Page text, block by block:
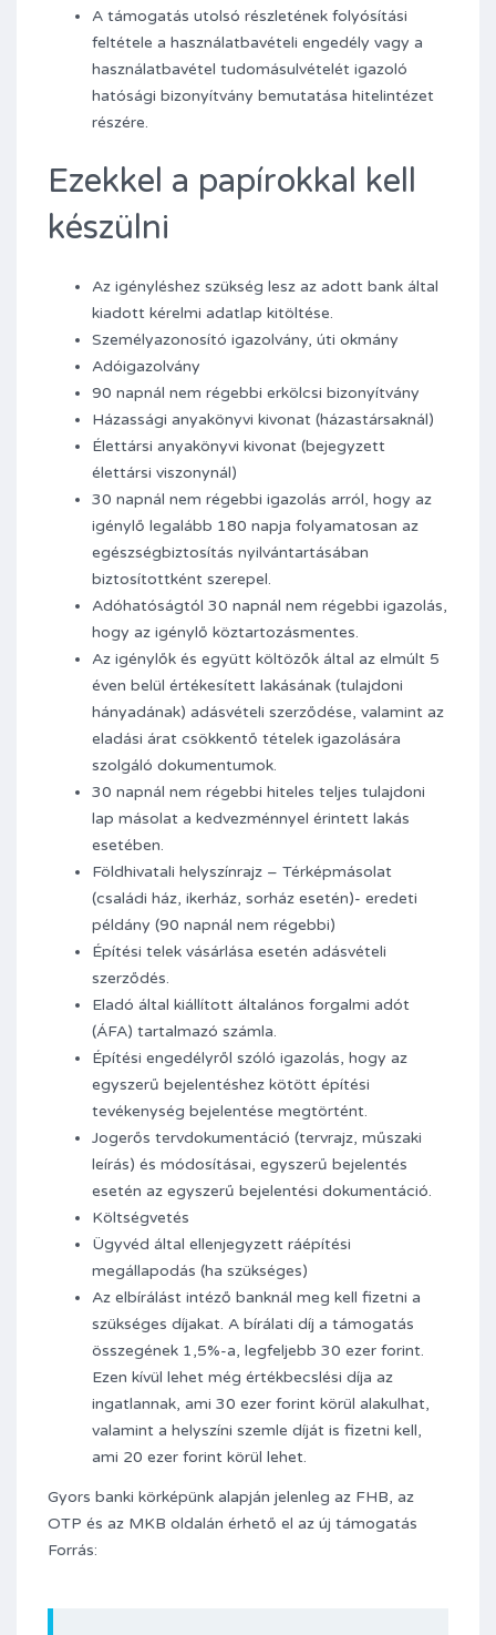
A támogatás utolsó részletének folyósítási
feltétele a használatbavételi engedély vagy a
használatbavétel tudomásulvételét igazoló
hatósági bizonyítvány bemutatása hitelintézet
részére.
Ezekkel a papírokkal kell
készülni
Az igényléshez szükség lesz az adott bank által
kiadott kérelmi adatlap kitöltése.
Személyazonosító igazolvány, úti okmány
Adóigazolvány
90 napnál nem régebbi erkölcsi bizonyítvány
Házassági anyakönyvi kivonat (házastársaknál)
Élettársi anyakönyvi kivonat (bejegyzett
élettársi viszonynál)
30 napnál nem régebbi igazolás arról, hogy az
igénylő legalább 180 napja folyamatosan az
egészségbiztosítás nyilvántartásában
biztosítottként szerepel.
Adóhatóságtól 30 napnál nem régebbi igazolás,
hogy az igénylő köztartozásmentes.
Az igénylők és együtt költözők által az elmúlt 5
éven belül értékesített lakásának (tulajdoni
hányadának) adásvételi szerződése, valamint az
eladási árat csökkentő tételek igazolására
szolgáló dokumentumok.
30 napnál nem régebbi hiteles teljes tulajdoni
lap másolat a kedvezménnyel érintett lakás
esetében.
Földhivatali helyszínrajz – Térképmásolat
(családi ház, ikerház, sorház esetén)- eredeti
példány (90 napnál nem régebbi)
Építési telek vásárlása esetén adásvételi
szerződés.
Eladó által kiállított általános forgalmi adót
(ÁFA) tartalmazó számla.
Építési engedélyről szóló igazolás, hogy az
egyszerű bejelentéshez kötött építési
tevékenység bejelentése megtörtént.
Jogerős tervdokumentáció (tervrajz, műszaki
leírás) és módosításai, egyszerű bejelentés
esetén az egyszerű bejelentési dokumentáció.
Költségvetés
Ügyvéd által ellenjegyzett ráépítési
megállapodás (ha szükséges)
Az elbírálást intéző banknál meg kell fizetni a
szükséges díjakat. A bírálati díj a támogatás
összegének 1,5%-a, legfeljebb 30 ezer forint.
Ezen kívül lehet még értékbecslési díja az
ingatlannak, ami 30 ezer forint körül alakulhat,
valamint a helyszíni szemle díját is fizetni kell,
ami 20 ezer forint körül lehet.
Gyors banki körképünk alapján jelenleg az FHB, az
OTP és az MKB oldalán érhető el az új támogatás
Forrás: